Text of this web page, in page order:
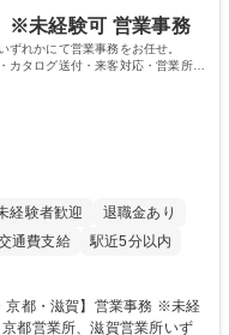
報関連業務を行っておりま
※未経験可 営業事務
ずれかにて営業事務をお任せ。
カタログ送付・来客対応・営業所内
経験者歓迎
退職金あり
通費支給
駅近5分以内